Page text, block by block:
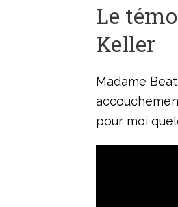
Le
Keller
Madame
pour moi